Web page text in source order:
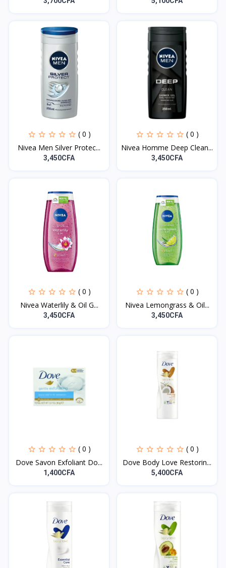
( 0 )
Nivea Men Silver Protec...
3,450CFA
( 0 )
Nivea Homme Deep Clean...
3,450CFA
( 0 )
Nivea Waterlily & Oil G...
3,450CFA
( 0 )
Nivea Lemongrass & Oil...
3,450CFA
( 0 )
Dove Savon Exfoliant Do...
1,400CFA
( 0 )
Dove Body Love Restorin...
5,400CFA